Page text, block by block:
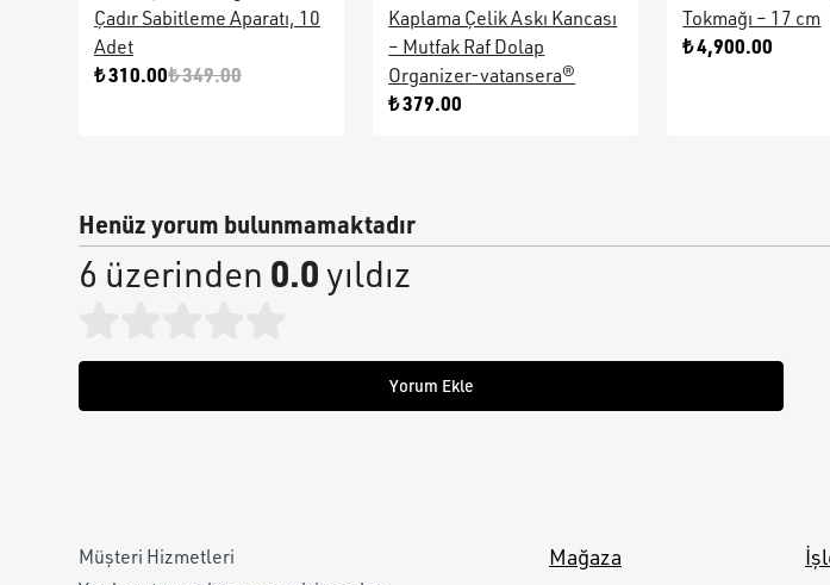
Çadır Sabitleme Aparatı, 10
Adet
₺ 310.00₺ 349.00
Kaplama Çelik Askı Kancası
– Mutfak Raf Dolap
Organizer-vatansera®
₺ 379.00
Tokmağı – 17 cm
₺ 4,900.00
Henüz yorum bulunmamaktadır
6 üzerinden 0.0yıldız
Yorum Ekle
Müşteri Hizmetleri
Mağaza